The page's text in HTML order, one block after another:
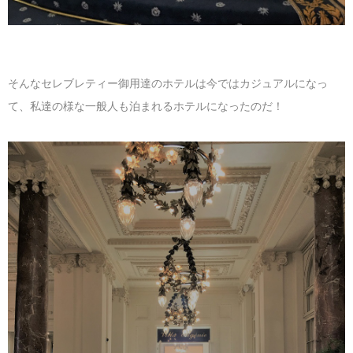
そんなセレブレティー御用達のホテルは今ではカジュアルになっ
て、私達の様な一般人も泊まれるホテルになったのだ！